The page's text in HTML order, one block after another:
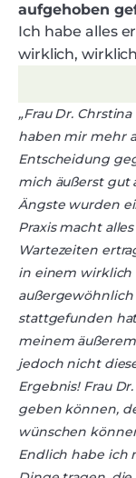
aufgehoben
Ich habe alles
wirklich,
„Frau Dr.
haben mir mehr
Entscheidung
mich äußerst gut
Ängste wurden
Praxis macht
Wartezeiten
in einem wirklich
stattgefunden
meinem
jedoch nicht
Ergebnis! Frau
geben können,
wünschen
Endlich habe ich